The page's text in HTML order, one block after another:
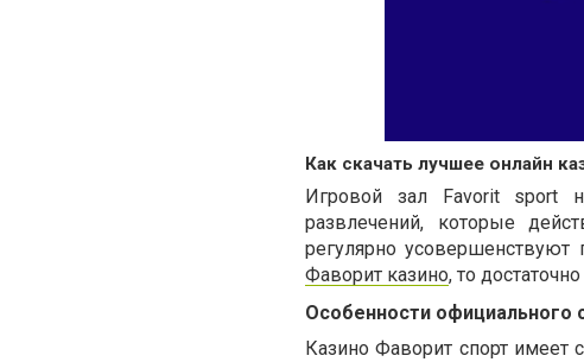
Как скачать лучшее онлайн
Игровой зал Favorit sport
развлечений, которые
регулярно
Фаворит казино, то
Особенности официального
Казино Фаворит спортимеет